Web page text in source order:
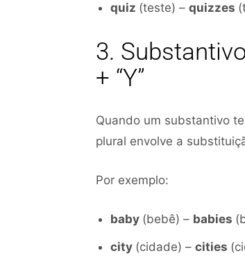
quiz (teste) – quizzes
3.
+ “Y”
Quando um substantivo
plural envolve a
Por exemplo:
baby (bebê) – babies
city (cidade) – cities